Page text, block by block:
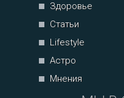
Здоровье
Статьи
Lifestyle
Астро
Мнения